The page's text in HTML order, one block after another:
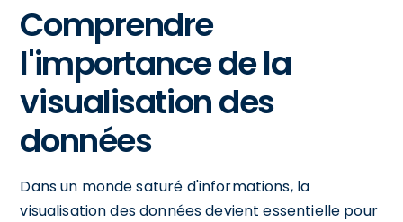
Comprendre
l'importance de la
visualisation des
données
Dans un monde saturé d'informations, la
visualisation des données devient essentielle pour